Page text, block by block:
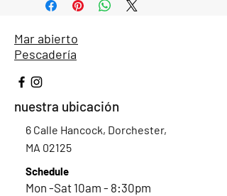
Mar abierto
Pescadería
nuestra ubicación
6 Calle Hancock, Dorchester,
MA 02125
Schedule
Mon -Sat 10am - 8:30pm